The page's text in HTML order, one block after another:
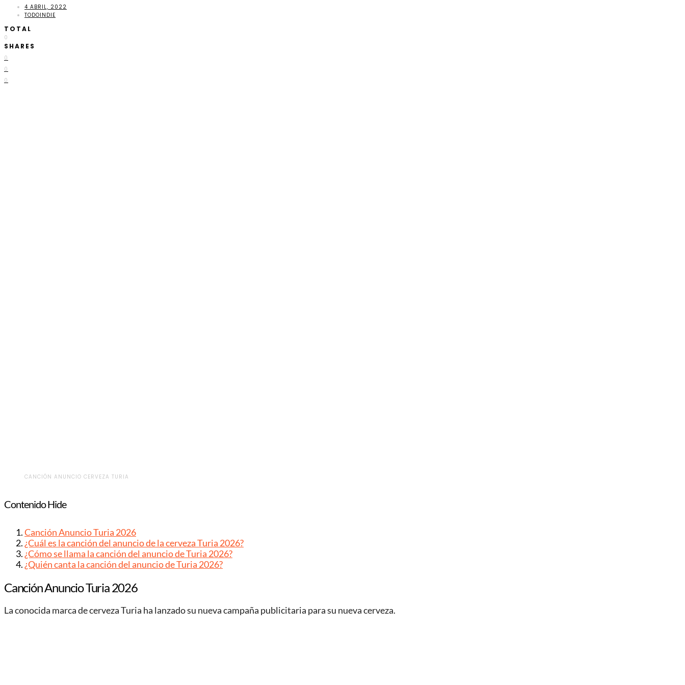
4 ABRIL, 2022
TODOINDIE
TOTAL
0
SHARES
0
0
0
CANCIÓN ANUNCIO CERVEZA TURIA
ContenidoHide
Canción Anuncio Turia 2026
¿Cuál es la canción del anuncio de la cerveza Turia 2026?
¿Cómo se llama la canción del anuncio de Turia 2026?
¿Quién canta la canción del anuncio de Turia 2026?
Canción Anuncio Turia 2026
La conocida marca de cerveza Turia ha lanzado su nueva campaña publicitaria para su nueva cerveza.